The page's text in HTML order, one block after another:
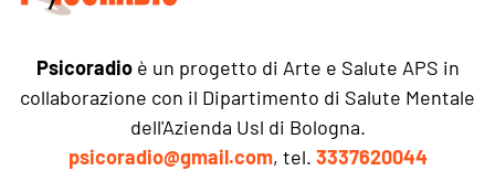
Psicoradioè un progetto di Arte e Salute APS in
collaborazione con il Dipartimento di Salute Mentale
dell'Azienda Usl di Bologna.
psicoradio@gmail.com, tel. 3337620044